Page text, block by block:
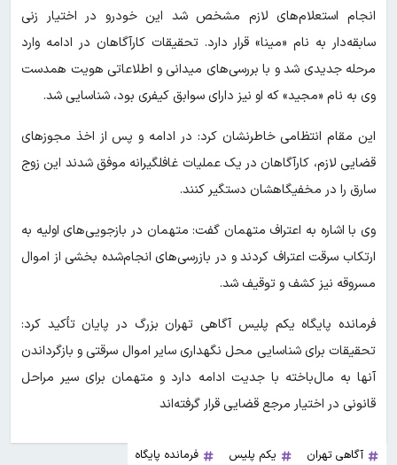
انجام استعلام‌های لازم مشخص شد این خودرو در اختیار زنی
سابقه‌دار به نام «مینا» قرار دارد. تحقیقات کارآگاهان در ادامه وارد
مرحله جدیدی شد و با بررسی‌های میدانی و اطلاعاتی هویت همدست
وی به نام «مجید» که او نیز دارای سوابق کیفری بود، شناسایی شد.
این مقام انتظامی خاطرنشان کرد: در ادامه و پس از اخذ مجوزهای
قضایی لازم، کارآگاهان در یک عملیات غافلگیرانه موفق شدند این زوج
سارق را در مخفیگاهشان دستگیر کنند.
وی با اشاره به اعتراف متهمان گفت: متهمان در بازجویی‌های اولیه به
ارتکاب سرقت اعتراف کردند و در بازرسی‌های انجام‌شده بخشی از اموال
مسروقه نیز کشف و توقیف شد.
فرمانده پایگاه یکم پلیس آگاهی تهران بزرگ در پایان تأکید کرد:
تحقیقات برای شناسایی محل نگهداری سایر اموال سرقتی و بازگرداندن
آنها به مال‌باخته با جدیت ادامه دارد و متهمان برای سیر مراحل
قانونی در اختیار مرجع قضایی قرار گرفته‌اند
آگاهی تهران یکم پلیس فرمانده پایگاه